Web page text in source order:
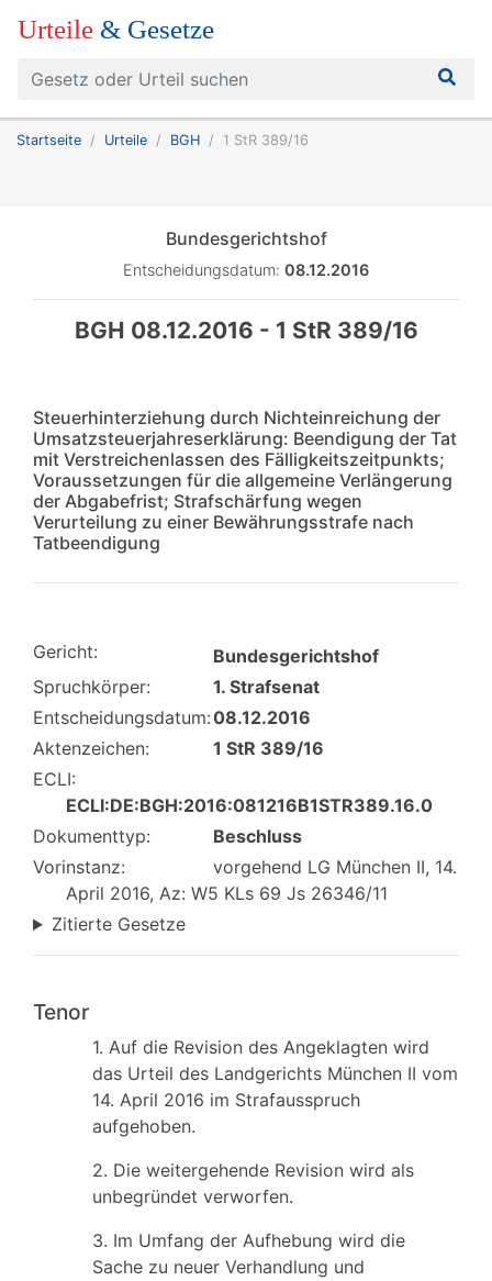
Urteile & Gesetze
Startseite Urteile BGH 1 StR 389/16
Bundesgerichtshof
Entscheidungsdatum: 08.12.2016
BGH 08.12.2016 - 1 StR 389/16
Steuerhinterziehung durch Nichteinreichung der
Umsatzsteuerjahreserklärung: Beendigung der Tat
mit Verstreichenlassen des Fälligkeitszeitpunkts;
Voraussetzungen für die allgemeine Verlängerung
der Abgabefrist; Strafschärfung wegen
Verurteilung zu einer Bewährungsstrafe nach
Tatbeendigung
Gericht:
Bundesgerichtshof
Spruchkörper:
1. Strafsenat
Entscheidungsdatum:08.12.2016
Aktenzeichen:
1 StR 389/16
ECLI:
ECLI:DE:BGH:2016:081216B1STR389.16.0
Dokumenttyp:
Beschluss
Vorinstanz:
vorgehend LG München II, 14.
April 2016, Az: W5 KLs 69 Js 26346/11
Zitierte Gesetze
Tenor
1. Auf die Revision des Angeklagten wird
das Urteil des Landgerichts München II vom
14. April 2016 im Strafausspruch
aufgehoben.
2. Die weitergehende Revision wird als
unbegründet verworfen.
3. Im Umfang der Aufhebung wird die
Sache zu neuer Verhandlung und